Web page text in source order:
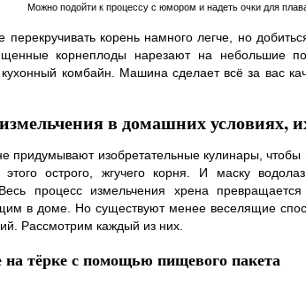
Можно подойти к процессу с юмором и надеть очки для
перекручивать корень намного легче, но
корнеплоды нарезают на небольшие
комбайн. Машина сделает всё за вас
в домашних условиях,
придумывают изобретательные кулинары,
этого острого, жгучего корня. И маску
Весь процесс измельчения хрена
в доме. Но существуют менее веселящие
Рассмотрим каждый из них.
на тёрке с помощью пищевого пакета